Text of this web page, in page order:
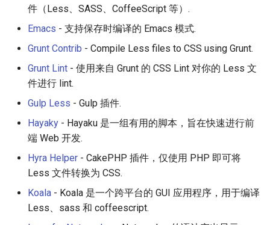
件（Less、SASS、CoffeeScript 等）.
Emacs - 支持保存时编译的 Emacs 模式.
Grunt Contrib - Compile Less files to CSS using Grunt.
Grunt Lint - 使用来自 Grunt 的 CSS Lint 对你的 Less 文
件进行 lint.
Gulp Less - Gulp 插件.
Hayaky - Hayaku 是一组有用的脚本，旨在快速进行前
端 Web 开发.
Hyra Helper - CakePHP 插件，仅使用 PHP 即可将
Less 文件转换为 CSS.
Koala - Koala 是一个跨平台的 GUI 应用程序，用于编译
Less、sass 和 coffeescript.